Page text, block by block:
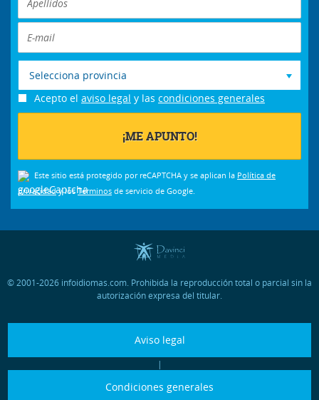
Selecciona provincia
Acepto el aviso legal y las condiciones generales
Este sitio está protegido por reCAPTCHA y se aplican la Política de
privacidady losTérminos de servicio de Google.
© 2001-2026 infoidiomas.com. Prohibida la reproducción total o parcial sin la
autorización expresa del titular.
Aviso legal
|
Condiciones generales